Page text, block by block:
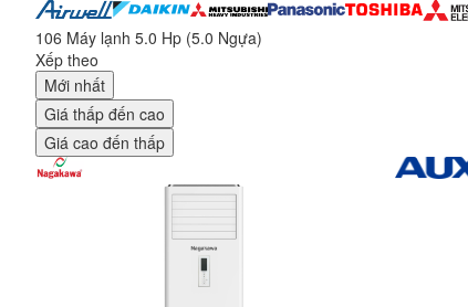
106 Máy lạnh 5.0 Hp (5.0 Ngựa)
Xếp theo
Mới nhất
Giá thấp đến cao
Giá cao đến thấp